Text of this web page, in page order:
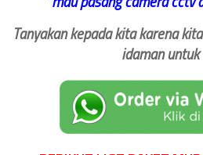
Tanyakan kepada kita karena
idaman untuk